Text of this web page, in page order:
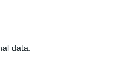
data.
της από τον